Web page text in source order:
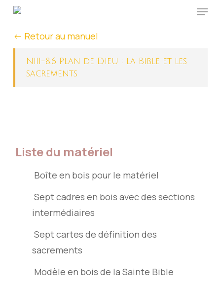
Skip
main
content
Menu
<- Retour au manuel
NIII-8.6 Plan de Dieu : la Bible et les
sacrements
Liste du matériel
Boîte en bois pour le matériel
Sept cadres en bois avec des sections
intermédiaires
Sept cartes de définition des
sacrements
Modèle en bois de la Sainte Bible